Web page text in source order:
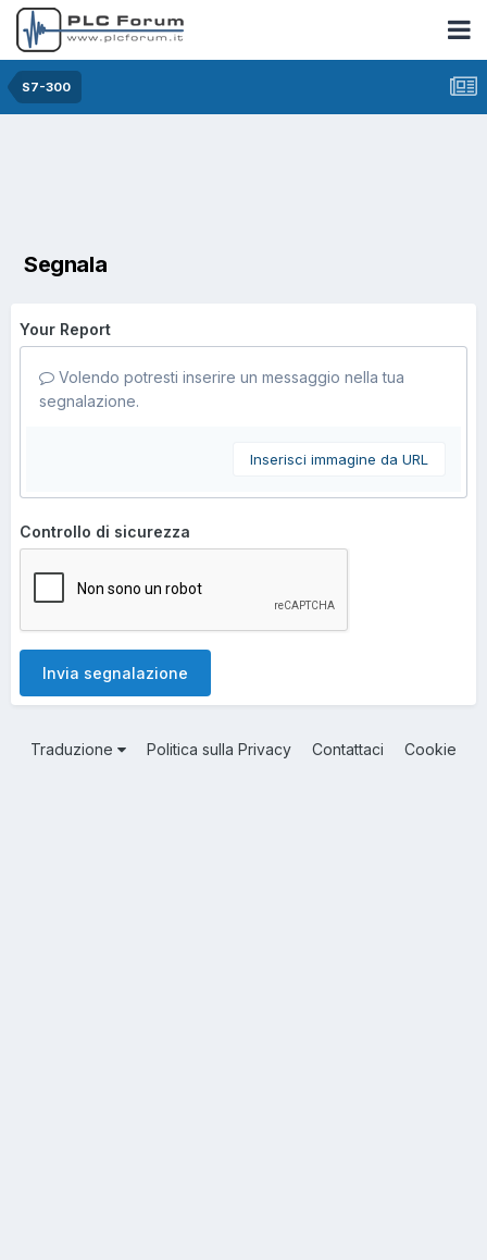
S7-300
Segnala
Your Report
Volendo potresti inserire un messaggio nella tua
segnalazione.
Inserisci immagine da URL
Controllo di sicurezza
Invia segnalazione
Traduzione Politica sulla Privacy Contattaci Cookie